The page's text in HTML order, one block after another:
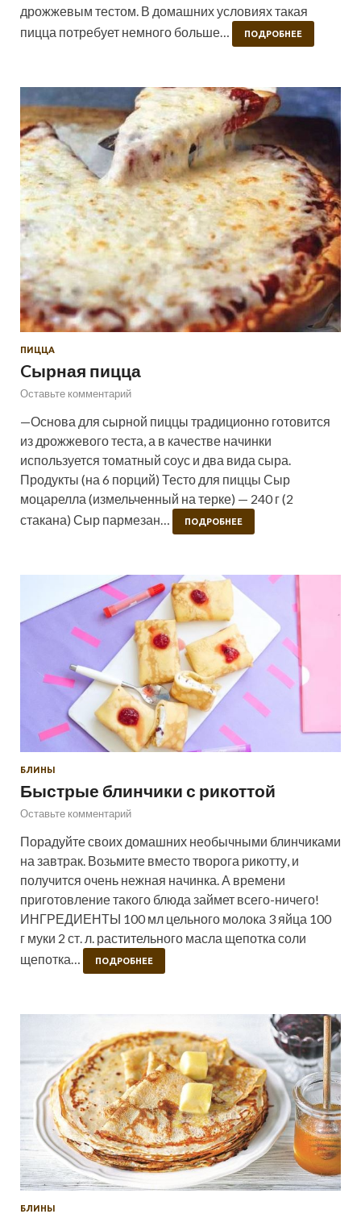
дрожжевым тестом. В домашних условиях такая
пицца потребует немного больше…
ПОДРОБНЕЕ
ПИЦЦА
Cырная пицца
Оставьте комментарий
—Основа для сырной пиццы традиционно готовится
из дрожжевого теста, а в качестве начинки
используется томатный соус и два вида сыра.
Продукты (на 6 порций) Тесто для пиццы Сыр
моцарелла (измельченный на терке) — 240 г (2
стакана) Сыр пармезан…
ПОДРОБНЕЕ
БЛИНЫ
Быстрые блинчики с рикоттой
Оставьте комментарий
Порадуйте своих домашних необычными блинчиками
на завтрак. Возьмите вместо творога рикотту, и
получится очень нежная начинка. А времени
приготовление такого блюда займет всего-ничего!
ИНГРЕДИЕНТЫ 100 мл цельного молока 3 яйца 100
г муки 2 ст. л. растительного масла щепотка соли
щепотка…
ПОДРОБНЕЕ
БЛИНЫ